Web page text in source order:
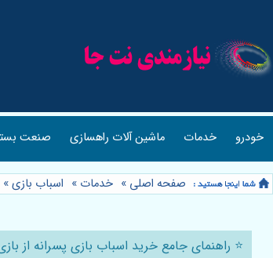
خودرو خدمات ماشین آلات راهسازی صنعت
صفحه اصلی » خدمات » اسباب بازی»
⭐️ راهنمای جامع خرید اسباب بازی پسرانه از